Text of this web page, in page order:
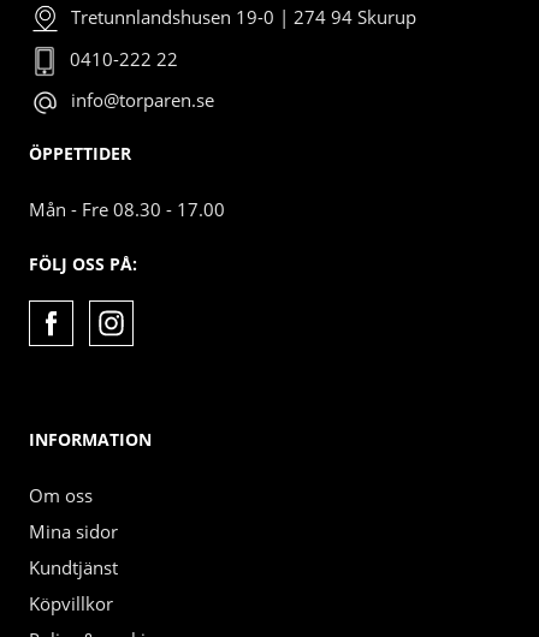
Tretunnlandshusen 19-0 | 274 94 Skurup
0410-222 22
info@torparen.se
ÖPPETTIDER
Mån - Fre 08.30 - 17.00
FÖLJ OSS PÅ:
INFORMATION
Om oss
Mina sidor
Kundtjänst
Köpvillkor